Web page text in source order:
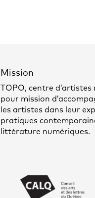
Mission
TOPO, centre d’artistes
pour mission
les artistes dans leur
pratiques
littérature numériques.